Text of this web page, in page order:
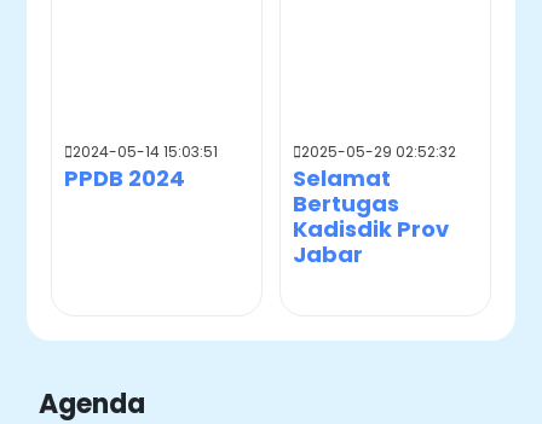
2024-05-14 15:03:51
PPDB 2024
2025-05-29 02:52:32
Selamat
Bertugas
Kadisdik Prov
Jabar
Agenda